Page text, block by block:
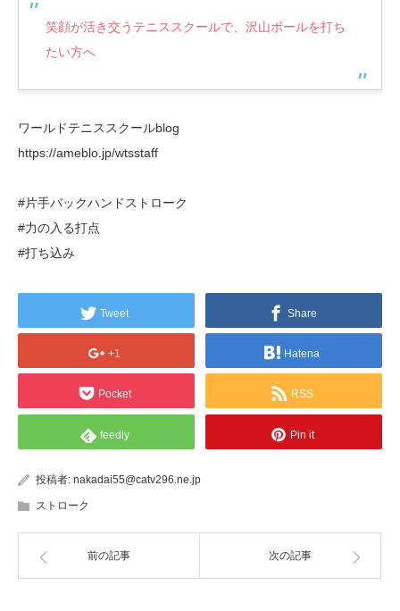
笑顔が活き交うテニススクールで、沢山ボールを打ち
たい方へ
ワールドテニススクールblog
https://ameblo.jp/wtsstaff
#片手バックハンドストローク
#力の入る打点
#打ち込み
Tweet Share
+1 Hatena
Pocket RSS
feedly Pin it
投稿者: nakadai55@catv296.ne.jp
ストローク
前の記事 次の記事